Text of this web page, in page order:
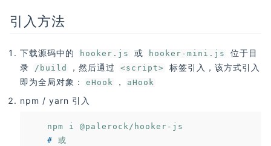
引入方法
下载源码中的 hooker.js 或 hooker-mini.js
位于目
录
/build ，然后通过 <script>
标签引入，该方式引入
即为全局对象：
eHook ， aHook
npm / yarn 引入
	#
或